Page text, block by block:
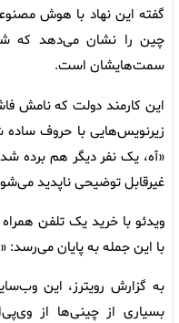
گفته این نهاد با هوش
چین را نشان می‌دهد که
سمت‌هایشان است.
این کارمند دولت که نامش
زیرنویس‌هایی با حروف ساده
«آه، یک نفر دیگر هم برده
غیرقابل توضیحی ناپدید
ویدئو با خرید یک تلفن
با این جمله به پایان می‌رسد:
به گزارش رویترز، این
بسیاری از چینی‌ها از